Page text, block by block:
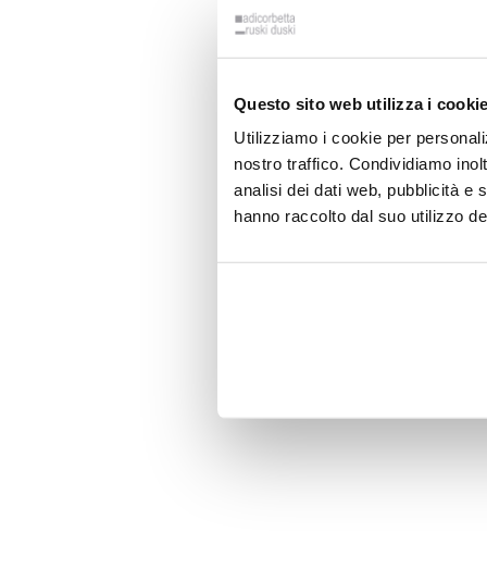
Questo sito web utilizza i
Utilizziamo i cookie per
nostro traffico. Condividiamo
analisi dei dati web, pubblicità e
hanno raccolto dal suo utilizzo